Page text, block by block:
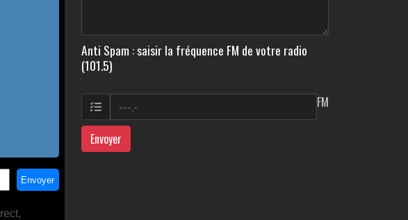
Anti Spam : saisir la fréquence FM de votre radio
(101.5)
FM
Envoyer